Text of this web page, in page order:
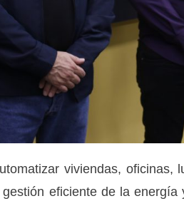
viviendas, oficinas,
eficiente de la energía